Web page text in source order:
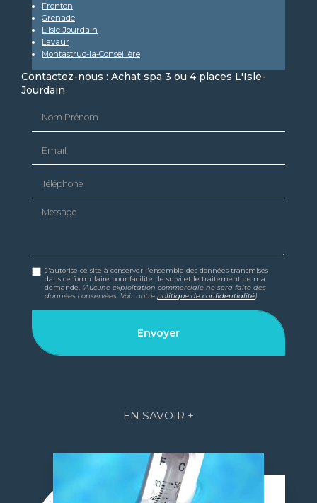
Fronton
Grenade
L'Isle-Jourdain
Lavaur
Montastruc-la-Conseillère
Contactez-nous : Achat spa 3 ou 4 places L'Isle-
Jourdain
Message
J'autorise ce site à conserver l'ensemble des données transmises
dans ce formulaire pour faciliter le suivi et le traitement de ma
demande. (Aucune exploitation commerciale ne sera faite des
données conservées. Voir notrepolitique de confidentialité)
EN SAVOIR +